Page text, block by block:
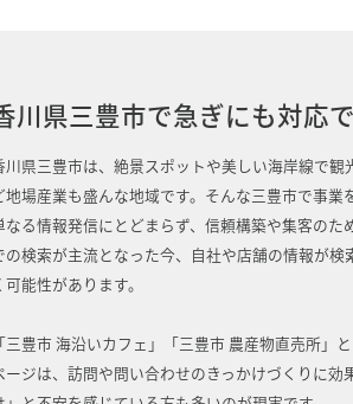
川県三豊市で急ぎにも対応
川県三豊市は、絶景スポットや美しい海岸線で
地場産業も盛んな地域です。そんな三豊市で事業
なる情報発信にとどまらず、信頼構築や集客の
の検索が主流となった今、自社や店舗の情報が
可能性があります。
「三豊市 海沿いカフェ」「三豊市 農産物直売所
ージは、訪問や問い合わせのきっかけづくりに